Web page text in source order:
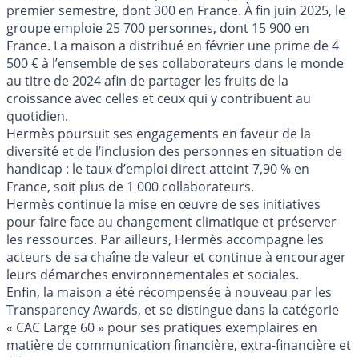
premier semestre, dont 300 en France. À fin juin 2025, le
groupe emploie 25 700 personnes, dont 15 900 en
France. La maison a distribué en février une prime de 4
500 € à l’ensemble de ses collaborateurs dans le monde
au titre de 2024 afin de partager les fruits de la
croissance avec celles et ceux qui y contribuent au
quotidien.
Hermès poursuit ses engagements en faveur de la
diversité et de l’inclusion des personnes en situation de
handicap : le taux d’emploi direct atteint 7,90 % en
France, soit plus de 1 000 collaborateurs.
Hermès continue la mise en œuvre de ses initiatives
pour faire face au changement climatique et préserver
les ressources. Par ailleurs, Hermès accompagne les
acteurs de sa chaîne de valeur et continue à encourager
leurs démarches environnementales et sociales.
Enfin, la maison a été récompensée à nouveau par les
Transparency Awards, et se distingue dans la catégorie
« CAC Large 60 » pour ses pratiques exemplaires en
matière de communication financière, extra-financière et